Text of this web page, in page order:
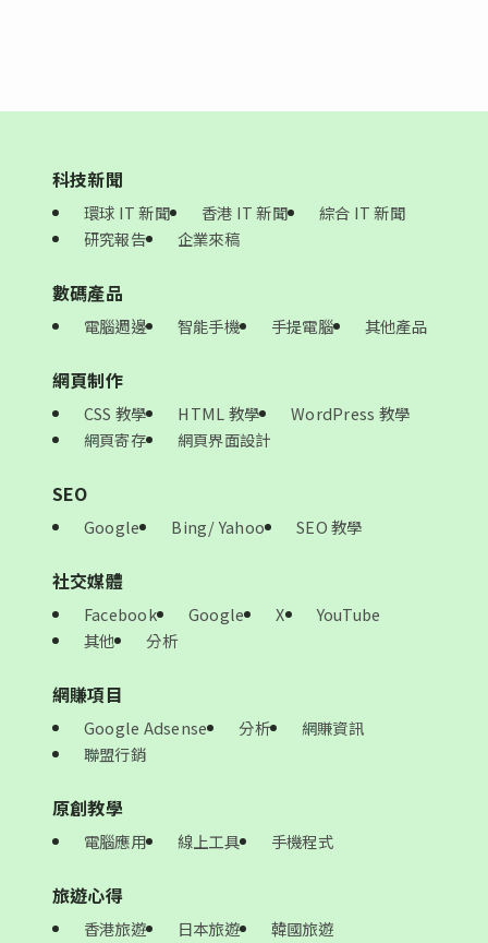
科技新聞
環球 IT 新聞 香港 IT 新聞
綜合 IT 新聞
研究報告
企業來稿
數碼產品
電腦週邊 智能手機 手提電腦 其他產品
網頁制作
CSS 教學 HTML 教學
WordPress 教學
網頁寄存
網頁界面設計
SEO
Google Bing/ Yahoo SEO 教學
社交媒體
Facebook Google X
YouTube
其他
分析
網賺項目
Google Adsense 分析
網賺資訊
聯盟行銷
原創教學
電腦應用 線上工具 手機程式
旅遊心得
香港旅遊 日本旅遊 韓國旅遊